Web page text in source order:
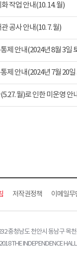
작업 안내(10. 14. 월)
공사 안내(10. 7. 월)
제 안내(2024년 8월 3일
제 안내(2024년 7월 20일
월)로 인한 미운영 안
저작권정책 이메일무
충청남도 천안시 동남구 목
THE INDEPENDENCE